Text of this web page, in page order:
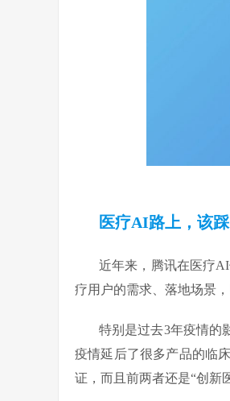
医疗AI路上 ， 该
近年来，腾讯在医疗
疗用户的需求、落地场景
特别是过去3年疫情的
疫情延后了很多产品的临
证，而且前两者还是“创新